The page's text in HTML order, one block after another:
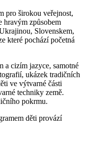
pro širokou veřejnost,
hravým způsobem
Slovenskem,
které pochází početná
a cizím jazyce, samotné
ukázek tradičních
ve výtvarné části
techniky země.
pokrmu.
děti provází